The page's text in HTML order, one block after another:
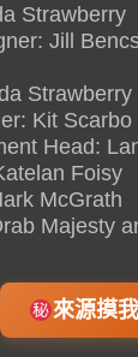
Strawberry
Jill
Strawberry
Kit Scarbo
Head:
Foisy
McGrath
Majesty
來源摸我